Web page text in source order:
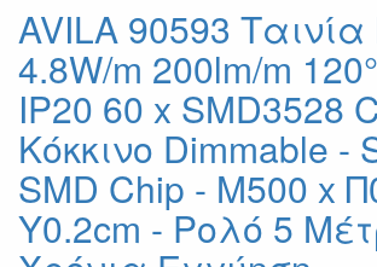
AVILA 90593 Ταινία
4.8W/m 200lm/m
IP20 60 x SMD3528
Κόκκινο Dimmable -
SMD Chip - Μ500 x
Υ0.2cm - Ρολό 5